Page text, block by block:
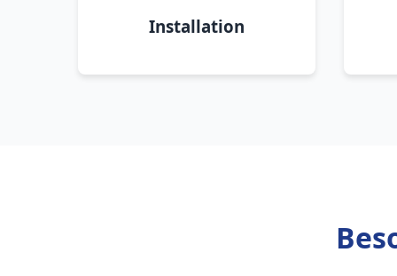
Installation